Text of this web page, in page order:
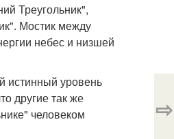
Треугольник",
Мостик между
небес и низшей
истинный уровень
другие так же
человеком
⇨